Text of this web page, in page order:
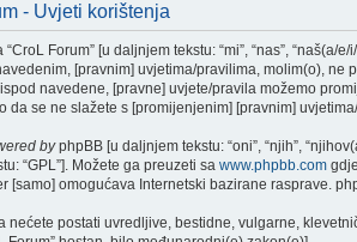
- Uvjeti korištenja
“CroL Forum” [u daljnjem tekstu: “mi”, “nas”,
[pravnim] uvjetima/pravilima, molim(o), ne
navedene, [pravne] uvjete/pravila možemo
da se ne slažete s [promijenjenim] [pravnim]
byphpBB [u daljnjem tekstu: “oni”, “njih”,
“GPL”]. Možete ga preuzeti sa www.phpbb.com
[samo] omogućava Internetski bazirane rasprave.
nećete postati uvredljive, bestidne, vulgarne,